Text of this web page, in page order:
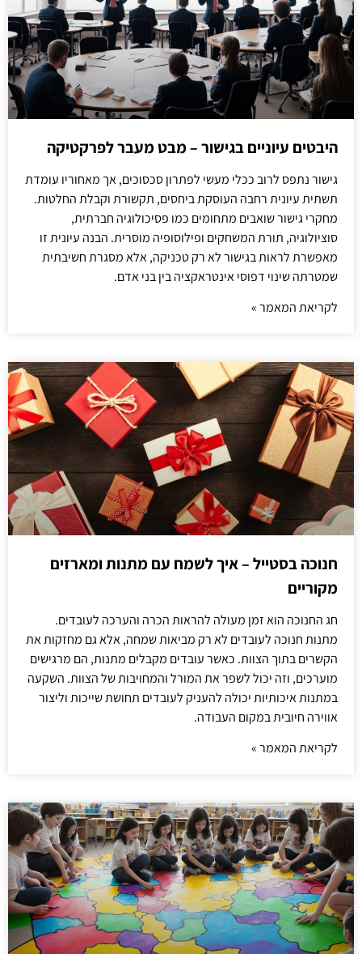
היבטים עיוניים בגישור – מבט מעבר לפרקטיקה
גישור נתפס לרוב ככלי מעשי לפתרון סכסוכים, אך מאחוריו עומדת
תשתית עיונית רחבה העוסקת ביחסים, תקשורת וקבלת החלטות.
מחקרי גישור שואבים מתחומים כמו פסיכולוגיה חברתית,
סוציולוגיה, תורת המשחקים ופילוסופיה מוסרית. הבנה עיונית זו
מאפשרת לראות בגישור לא רק טכניקה, אלא מסגרת חשיבתית
שמטרתה שינוי דפוסי אינטראקציה בין בני אדם.
לקריאת המאמר »
חנוכה בסטייל – איך לשמח עם מתנות ומארזים
מקוריים
חג החנוכה הוא זמן מעולה להראות הכרה והערכה לעובדים.
מתנות חנוכה לעובדים לא רק מביאות שמחה, אלא גם מחזקות את
הקשרים בתוך הצוות. כאשר עובדים מקבלים מתנות, הם מרגישים
מוערכים, וזה יכול לשפר את המורל והמחויבות של הצוות. השקעה
במתנות איכותיות יכולה להעניק לעובדים תחושת שייכות וליצור
אווירה חיובית במקום העבודה.
לקריאת המאמר »